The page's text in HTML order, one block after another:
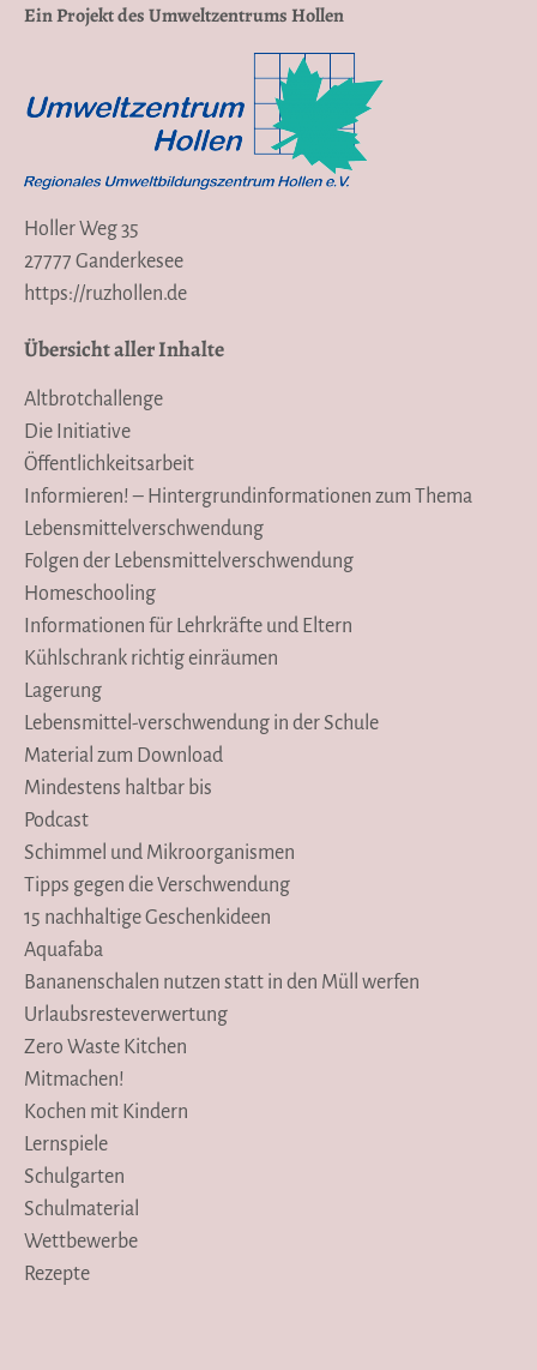
Ein Projekt des Umweltzentrums Hollen
Holler Weg 35
27777 Ganderkesee
https://ruzhollen.de
Übersicht aller Inhalte
Altbrotchallenge
Die Initiative
Öffentlichkeitsarbeit
Informieren! – Hintergrundinformationen zum Thema
Lebensmittelverschwendung
Folgen der Lebensmittelverschwendung
Homeschooling
Informationen für Lehrkräfte und Eltern
Kühlschrank richtig einräumen
Lagerung
Lebensmittel-verschwendung in der Schule
Material zum Download
Mindestens haltbar bis
Podcast
Schimmel und Mikroorganismen
Tipps gegen die Verschwendung
15 nachhaltige Geschenkideen
Aquafaba
Bananenschalen nutzen statt in den Müll werfen
Urlaubsresteverwertung
Zero Waste Kitchen
Mitmachen!
Kochen mit Kindern
Lernspiele
Schulgarten
Schulmaterial
Wettbewerbe
Rezepte